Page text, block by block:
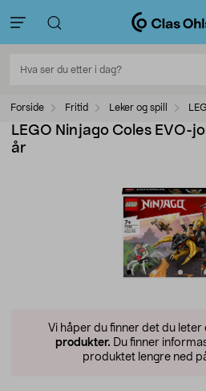
Forside Fritid Leker og spill
LEGO Ninjago Coles EVO-
år
Vi håper du finner det du
produkter. Du finner
produktet lengre ned